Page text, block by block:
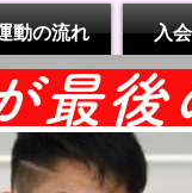
動の流れ 入
最